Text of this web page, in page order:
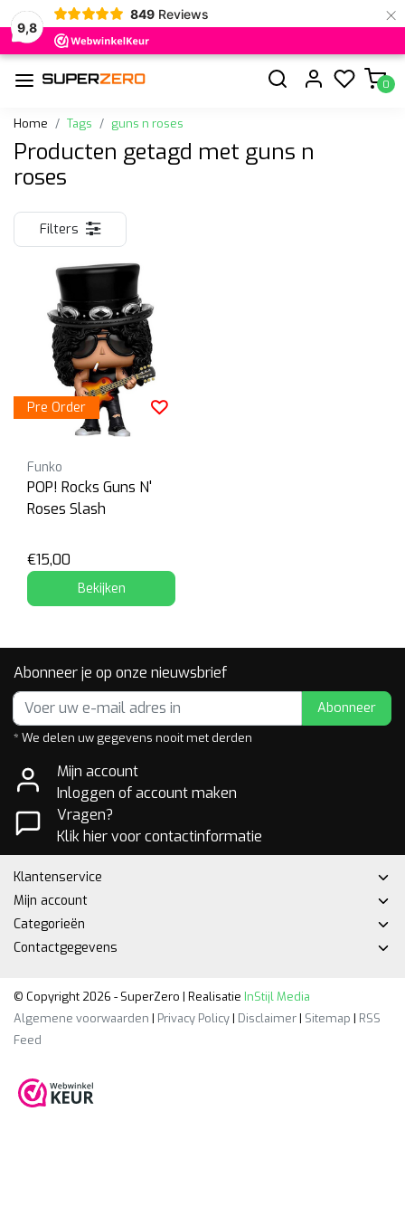
9,8
849 Reviews ×
0
Home Tags guns n roses
Producten getagd met guns n
roses
Filters
Pre Order
Funko
POP! Rocks Guns N'
Roses Slash
€15,00
Bekijken
Abonneer je op onze nieuwsbrief
Abonneer
* We delen uw gegevens nooit met derden
Mijn account
Inloggen of account maken
Vragen?
Klik hier voor contactinformatie
Klantenservice
Mijn account
Categorieën
Contactgegevens
© Copyright 2026 - SuperZero | Realisatie InStijl Media
Algemene voorwaarden | Privacy Policy| Disclaimer| Sitemap | RSS
Feed